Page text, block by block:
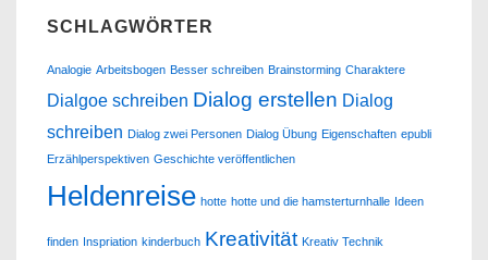
SCHLAGWÖRTER
Analogie Arbeitsbogen Besser schreiben Brainstorming Charaktere
Dialgoe schreiben Dialog erstellen Dialog
schreiben Dialog zwei Personen Dialog Übung Eigenschaften epubli
Erzählperspektiven Geschichte veröffentlichen
Heldenreise hotte hotte und die hamsterturnhalle Ideen
finden Inspriation kinderbuch Kreativität Kreativ Technik